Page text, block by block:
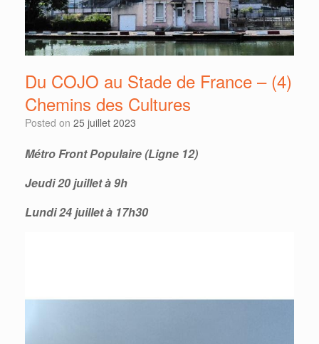
Du COJO au Stade de France – (4)
Chemins des Cultures
Posted on 25 juillet 2023
Métro Front Populaire (Ligne 12)
Jeudi 20 juillet à 9h
Lundi 24 juillet à 17h30